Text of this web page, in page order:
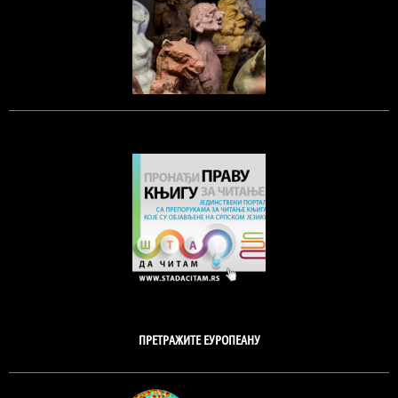
ПРЕТРАЖИТЕ ЕУРОПЕАНУ